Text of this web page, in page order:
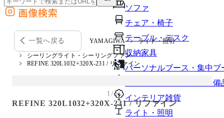
ソファ
チェア・椅子
テーブル・デスク
収納家具
パーソナルブース・集中ブ
オフィスアクセサリー・備
インテリア雑貨
ライト・照明
外部サイトの商品をカートに追加
他のサイトで見つけた商品ページのURLを貼り付けて、カートに追加できます
画像検索
一覧へ戻る YAMAGIWA ライト・照明
シーリングライト・シーリングファン
REFINE 320L1032+320X-231 / リファイン
1 / 1
REFINE 320L1032+320X-231 / リファイン